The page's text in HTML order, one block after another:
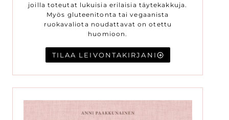
joilla toteutat lukuisia erilaisia täytekakkuja.
Myös gluteenitonta tai vegaanista
ruokavaliota noudattavat on otettu
huomioon.
TILAA LEIVONTAKIRJANI